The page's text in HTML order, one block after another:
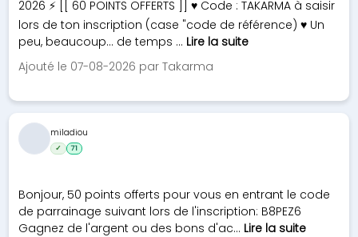
2026 ⚡ [[ 60 POINTS OFFERTS ]] ♥ Code : TAKARMA à saisir
lors de ton inscription (case "code de référence) ♥ Un
peu, beaucoup... de temps ... Lire la suite
Ajouté le 07-08-2026 par Takarma
Bonjour, 50 points offerts pour vous en entrant le code
de parrainage suivant lors de l'inscription: B8PEZ6
Gagnez de l'argent ou des bons d'ac... Lire la suite
miladiou
✓ 71